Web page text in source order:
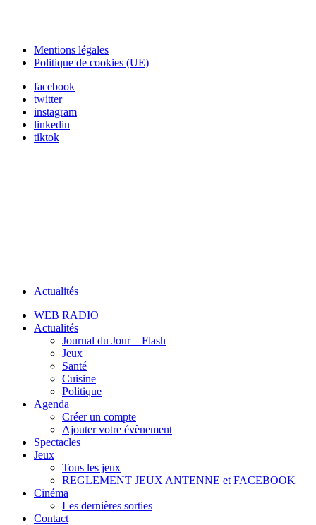
Mentions légales
Politique de cookies (UE)
facebook
twitter
instagram
linkedin
tiktok
Actualités
WEB RADIO
Actualités
Journal du Jour – Flash
Jeux
Santé
Cuisine
Politique
Agenda
Créer un compte
Ajouter votre évènement
Spectacles
Jeux
Tous les jeux
REGLEMENT JEUX ANTENNE et FACEBOOK
Cinéma
Les dernières sorties
Contact